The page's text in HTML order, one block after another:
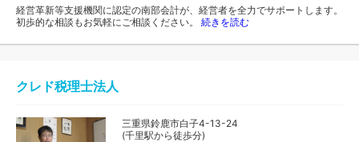
経営革新等支援機関に認定の南部会計が、経営者を全力でサポートします。
初歩的な相談もお気軽にご相談ください。 続きを読む
クレド税理士法人
三重県鈴鹿市白子4-13-24
(千里駅から徒歩分)